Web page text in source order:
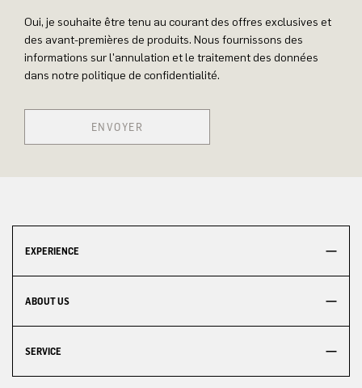
Oui, je souhaite être tenu au courant des offres exclusives et
des avant-premières de produits. Nous fournissons des
informations sur l'annulation et le traitement des données
dans notre politique de confidentialité.
ENVOYER
EXPERIENCE
ABOUT US
SERVICE